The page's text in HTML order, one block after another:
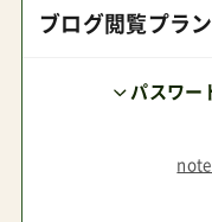
めの大人テイスト
らから。正規販売
ル）販売は下記の
ス ¥101,200 A型
ブログ閲覧プラン
パスワー
note